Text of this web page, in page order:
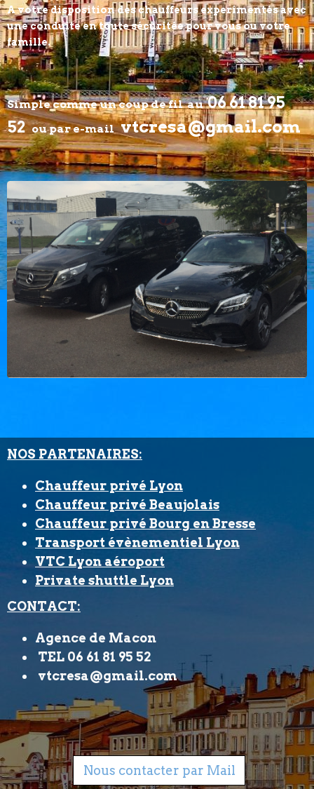
A votre disposition des chauffeurs experimentés avec
une conduite en toute sécuritée pour vous ou votre
famille.
Simple comme un coup de fil au06 61 81 95
52ou par e-mailvtcresa@gmail.com
NOS PARTENAIRES:
Chauffeur privé Lyon
Chauffeur privé Beaujolais
Chauffeur privé Bourg en Bresse
Transport évènementiel Lyon
VTC Lyon aéroport
Private shuttle Lyon
CONTACT:
Agence de Macon
TEL 06 61 81 95 52
vtcresa@gmail.com
Nous contacter par Mail